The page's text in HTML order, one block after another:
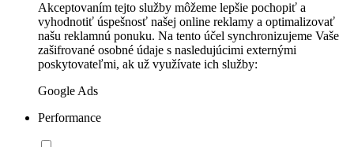
Akceptovaním tejto služby môžeme lepšie pochopiť a
vyhodnotiť úspešnosť našej online reklamy a optimalizovať
našu reklamnú ponuku. Na tento účel synchronizujeme Vaše
zašifrované osobné údaje s nasledujúcimi externými
poskytovateľmi, ak už využívate ich služby:
Google Ads
Performance